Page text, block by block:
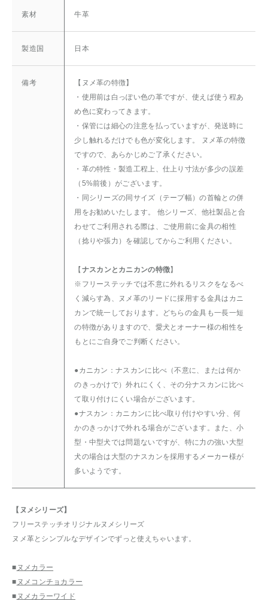
素材 牛革
製造国 日本
備考
【ヌメ革の特徴】
・使用前は白っぽい色の革ですが、使えば使う程あ
め色に変わってきます。
・保管には細心の注意を払っていますが、発送時に
少し触れるだけでも色が変化します。 ヌメ革の特徴
ですので、あらかじめご了承ください。
・革の特性・製造工程上、仕上り寸法が多少の誤差
（5%前後）がございます。
・同シリーズの同サイズ（テープ幅）の首輪との併
用をお勧めいたします。 他シリーズ、他社製品と合
わせてご利用される際は、ご使用前に金具の相性
（捻りや張力）を確認してからご利用ください。
【ナスカンとカニカンの特徴】
※フリーステッチでは不意に外れるリスクをなるべ
く減らす為、ヌメ革のリードに採用する金具はカニ
カンで統一しております。どちらの金具も一長一短
の特徴がありますので、愛犬とオーナー様の相性を
もとにご自身でご判断ください。
●カニカン：ナスカンに比べ（不意に、または何か
のきっかけで）外れにくく、その分ナスカンに比べ
て取り付けにくい場合がございます。
●ナスカン：カニカンに比べ取り付けやすい分、何
かのきっかけで外れる場合がございます。また、小
型・中型犬では問題ないですが、特に力の強い大型
犬の場合は大型のナスカンを採用するメーカー様が
多いようです。
【ヌメシリーズ】
フリーステッチオリジナルヌメシリーズ
ヌメ革とシンプルなデザインでずっと使えちゃいます。
■ ヌメカラー
■ ヌメコンチョカラー
■ ヌメカラーワイド